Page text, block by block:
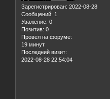
Зарегистрирован: 2022-08-28
Сообщений: 1
Уважение: 0
Позитив: 0
Провел на форуме:
19 минут
Последний визит:
2022-08-28 22:54:04